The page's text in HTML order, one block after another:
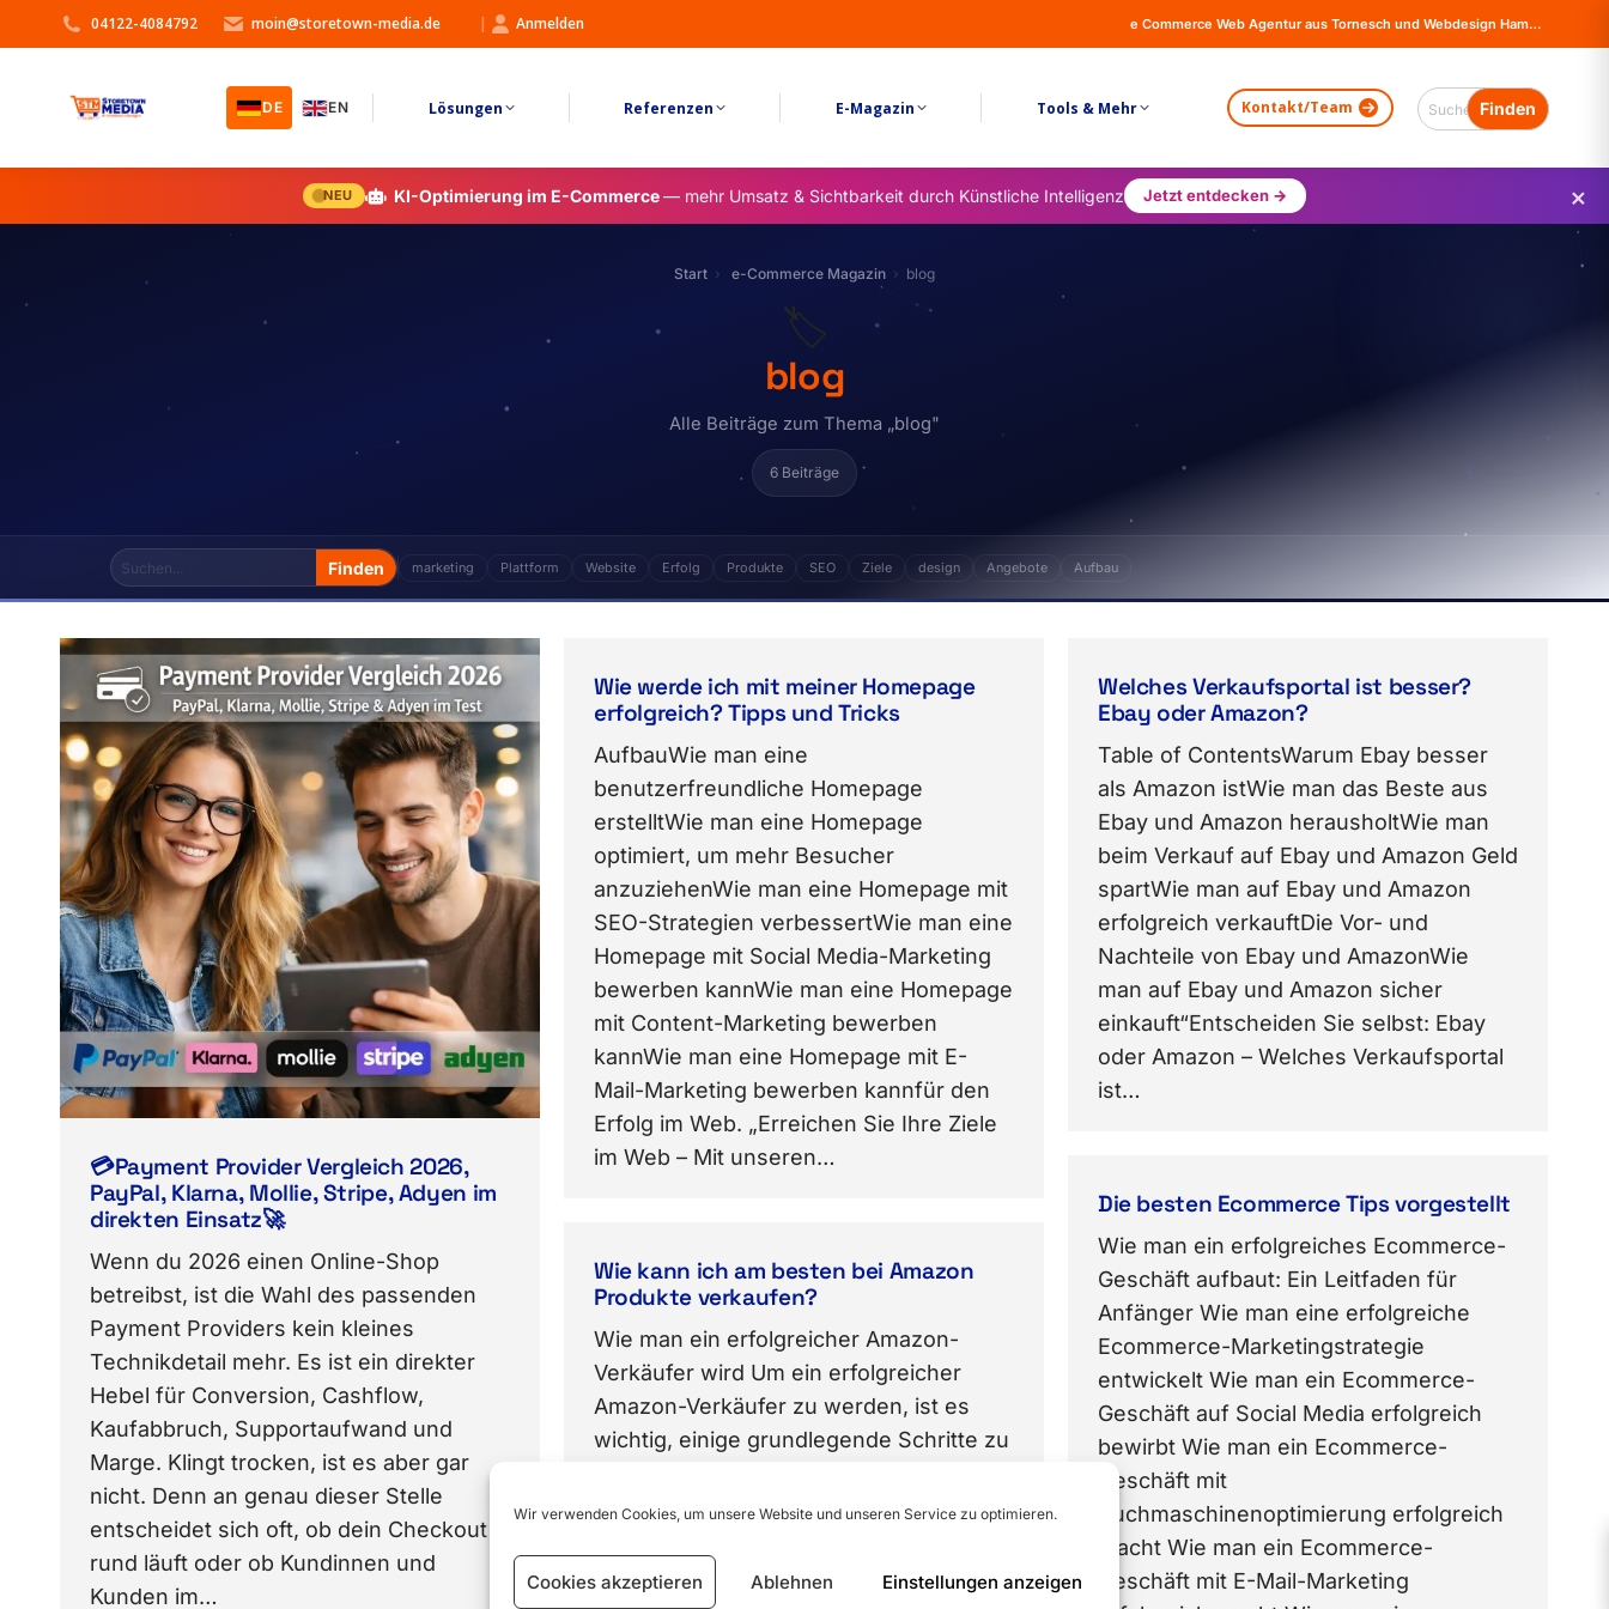
Wir verwenden Cookies, um unsere Website und unseren Service zu optimieren.
Cookies akzeptieren Ablehnen Einstellungen anzeigen
04122-4084792 moin@storetown-media.de | Anmelden e Commerce Web Agentur aus Tornesch und Webdesign Hamburg - Online Shops, Firma Website Erstellung - Magento - Wordpress - WooCommerce
DE EN Lösungen Referenzen E-Magazin Tools & Mehr Kontakt/Team
NEU KI-Optimierung im E-Commerce— mehr Umsatz & Sichtbarkeit durch Künstliche Intelligenz Jetzt entdecken → ×
Start e-Commerce Magazin blog
🏷️
blog
Alle Beiträge zum Thema „blog"
6 Beiträge
marketing Plattform Website Erfolg Produkte SEO Ziele design Angebote Aufbau
💳Payment Provider Vergleich 2026,
PayPal, Klarna, Mollie, Stripe, Adyen im
direkten Einsatz🚀
Wenn du 2026 einen Online-Shop
betreibst, ist die Wahl des passenden
Payment Providers kein kleines
Technikdetail mehr. Es ist ein direkter
Hebel für Conversion, Cashflow,
Kaufabbruch, Supportaufwand und
Marge. Klingt trocken, ist es aber gar
nicht. Denn an genau dieser Stelle
entscheidet sich oft, ob dein Checkout
rund läuft oder ob Kundinnen und
Kunden im…
Wie werde ich mit meiner Homepage
erfolgreich? Tipps und Tricks
AufbauWie man eine
benutzerfreundliche Homepage
erstelltWie man eine Homepage
optimiert, um mehr Besucher
anzuziehenWie man eine Homepage mit
SEO-Strategien verbessertWie man eine
Homepage mit Social Media-Marketing
bewerben kannWie man eine Homepage
mit Content-Marketing bewerben
kannWie man eine Homepage mit E-
Mail-Marketing bewerben kannfür den
Erfolg im Web. „Erreichen Sie Ihre Ziele
im Web – Mit unseren…
Welches Verkaufsportal ist besser?
Ebay oder Amazon?
Table of ContentsWarum Ebay besser
als Amazon istWie man das Beste aus
Ebay und Amazon herausholtWie man
beim Verkauf auf Ebay und Amazon Geld
spartWie man auf Ebay und Amazon
erfolgreich verkauftDie Vor- und
Nachteile von Ebay und AmazonWie
man auf Ebay und Amazon sicher
einkauft“Entscheiden Sie selbst: Ebay
oder Amazon – Welches Verkaufsportal
ist…
Die besten Ecommerce Tips vorgestellt
Wie man ein erfolgreiches Ecommerce-
Geschäft aufbaut: Ein Leitfaden für
Anfänger Wie man eine erfolgreiche
Ecommerce-Marketingstrategie
entwickelt Wie man ein Ecommerce-
Geschäft auf Social Media erfolgreich
bewirbt Wie man ein Ecommerce-
Geschäft mit
Suchmaschinenoptimierung erfolgreich
macht Wie man ein Ecommerce-
Geschäft mit E-Mail-Marketing
Wie kann ich am besten bei Amazon
Produkte verkaufen?
Wie man ein erfolgreicher Amazon-
Verkäufer wird Um ein erfolgreicher
Amazon-Verkäufer zu werden, ist es
wichtig, einige grundlegende Schritte zu
Konto bei Amazon eröffnen. Dies ist ein
Minuten dauert. Sobald Sie Ihr Konto